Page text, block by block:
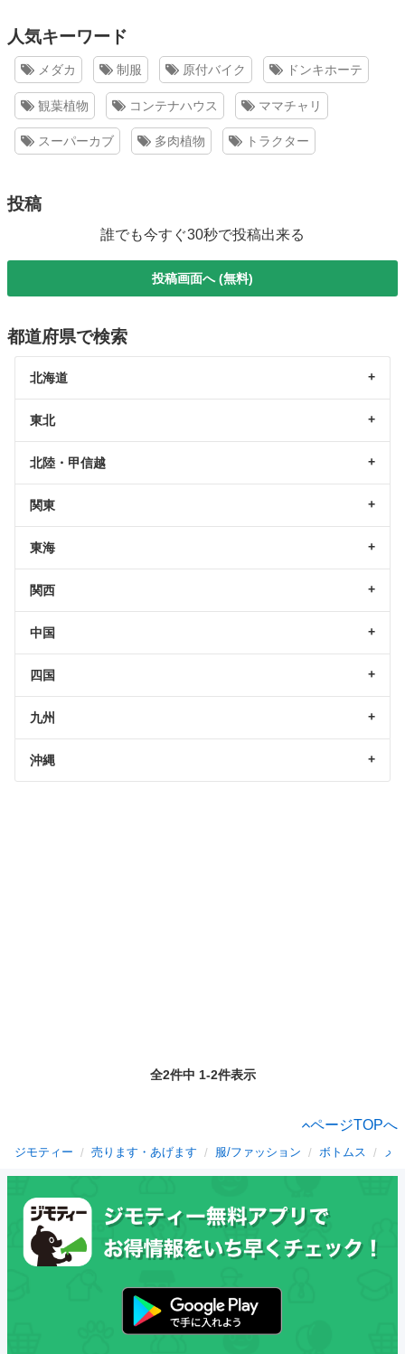
人気キーワード
メダカ 制服 原付バイク ドンキホーテ
観葉植物 コンテナハウス ママチャリ
スーパーカブ 多肉植物 トラクター
投稿
誰でも今すぐ30秒で投稿出来る
投稿画面へ (無料)
都道府県で検索
北海道
東北
北陸・甲信越
関東
東海
関西
中国
四国
九州
沖縄
全2件中 1-2件表示
ページTOPへ
ジモティー 売ります・あげます 服/ファッション ボトムス メ